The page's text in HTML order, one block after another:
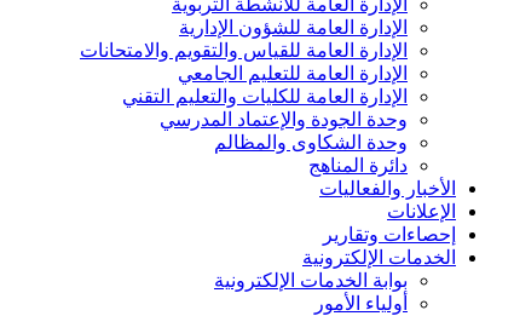
الإدارة العامة للشؤون الإدارية
الإدارة العامة للقياس والتقويم والامتحانات
الإدارة العامة للتعليم الجامعي
الإدارة العامة للكليات والتعليم التقني
وحدة الجودة والإعتماد المدرسي
وحدة الشكاوى والمظالم
دائرة المناهج
الأخبار والفعاليات
الإعلانات
إحصاءات وتقارير
الخدمات الإلكترونية
بوابة الخدمات الإلكترونية
أولياء الأمور